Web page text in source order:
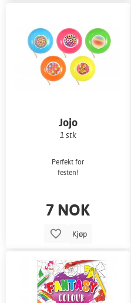
Jojo
1 stk
Perfekt for
festen!
7 NOK
Kjøp